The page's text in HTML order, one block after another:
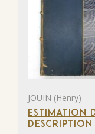
JOUIN (Henry)
ESTIMATION